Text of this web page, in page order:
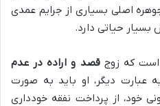
اصلی بسیاری از جرایم عمدی
بسیار حیاتی دارد.
است که زوجقصد و اراده در عدم
عبارت دیگر، او باید به صورت
خود، از پرداخت نفقه خودداری